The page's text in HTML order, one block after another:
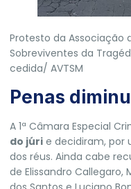
Protesto da Associação
Sobreviventes da
cedida/ AVTSM
Penas
A 1ª Câmara Especial
do júri e decidiram, por
dos réus. Ainda cabe
de Elissandro Callegaro,